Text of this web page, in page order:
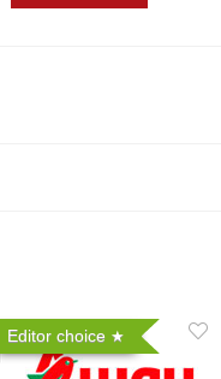
Editor choice